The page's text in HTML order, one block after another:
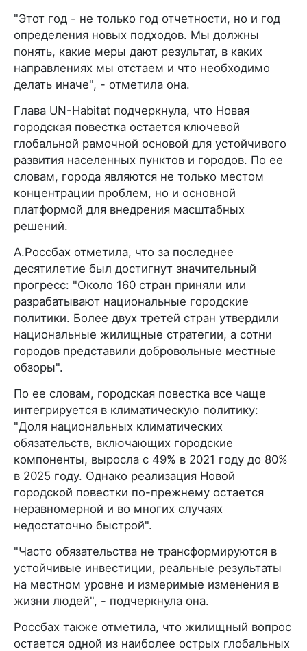
"Этот год - не только год отчетности, но и год
определения новых подходов. Мы должны
понять, какие меры дают результат, в каких
направлениях мы отстаем и что необходимо
делать иначе", - отметила она.
Глава UN-Habitat подчеркнула, что Новая
городская повестка остается ключевой
глобальной рамочной основой для устойчивого
развития населенных пунктов и городов. По ее
словам, города являются не только местом
концентрации проблем, но и основной
платформой для внедрения масштабных
решений.
А.Россбах отметила, что за последнее
десятилетие был достигнут значительный
прогресс: "Около 160 стран приняли или
разрабатывают национальные городские
политики. Более двух третей стран утвердили
национальные жилищные стратегии, а сотни
городов представили добровольные местные
обзоры".
По ее словам, городская повестка все чаще
интегрируется в климатическую политику:
"Доля национальных климатических
обязательств, включающих городские
компоненты, выросла с 49% в 2021 году до 80%
в 2025 году. Однако реализация Новой
городской повестки по-прежнему остается
неравномерной и во многих случаях
недостаточно быстрой".
"Часто обязательства не трансформируются в
устойчивые инвестиции, реальные результаты
на местном уровне и измеримые изменения в
жизни людей", - подчеркнула она.
Россбах также отметила, что жилищный вопрос
остается одной из наиболее острых глобальных